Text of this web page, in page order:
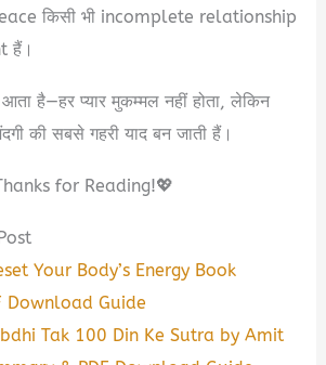
किसी भी incomplete relationship
हैं।
है—हर प्यार मुकम्मल नहीं होता, लेकिन
की सबसे गहरी याद बन जाती हैं।
for Reading!💖
Your Body’s Energy Book
Download Guide
Tak 100 Din Ke Sutra by Amit